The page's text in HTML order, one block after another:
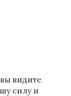
видите
силу и